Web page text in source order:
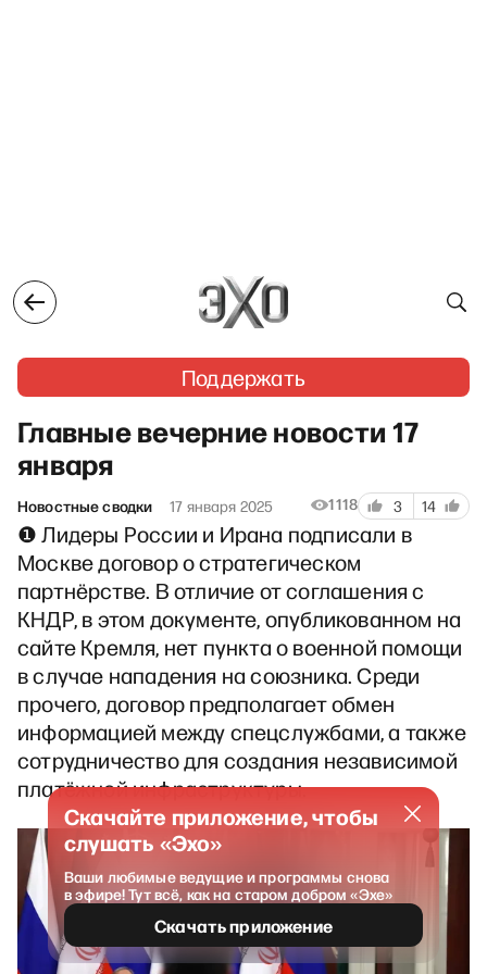
Поддержать
Главные вечерние новости 17
января
Новостные сводки 17 января 2025 1118 3 14
❶ Лидеры России и Ирана подписали в
Москве договор о стратегическом
партнёрстве. В отличие от соглашения с
КНДР, в этом документе, опубликованном на
сайте Кремля, нет пункта о военной помощи
в случае нападения на союзника. Среди
прочего, договор предполагает обмен
информацией между спецслужбами, а также
сотрудничество для создания независимой
платёжной инфраструктуры.
Скачайте приложение, чтобы
слушать «Эхо»
Ваши любимые ведущие и программы снова
в эфире! Тут всё, как на старом добром «Эхе»
Скачать приложение